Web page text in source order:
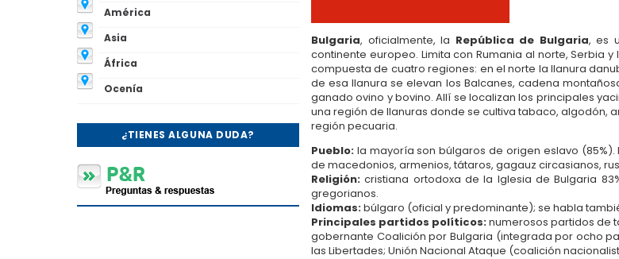
Bulgaria, oficialmente, la República de Bulgaria, es
continente europeo. Limita con Rumania al norte, Serbia
compuesta de cuatro regiones: en el norte la llanura
de esa llanura se elevan los Balcanes, cadena
ganado ovino y bovino. Allí se localizan los principales
una región de llanuras donde se cultiva tabaco, algodón,
región pecuaria.
Pueblo: la mayoría son búlgaros de origen eslavo
de macedonios, armenios, tátaros, gagauz circasianos,
Religión: cristiana ortodoxa de la Iglesia de Bulgaria
gregorianos.
Idiomas:búlgaro (oficial y predominante); se habla
Principales partidos políticos:numerosos partidos de
gobernante Coalición por Bulgaria (integrada por ocho
las Libertades; Unión Nacional Ataque (coalición
América
Asia
África
Ocenía
¿TIENES ALGUNA DUDA?